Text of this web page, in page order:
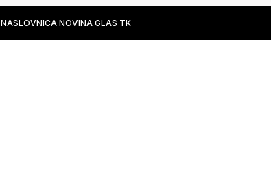
NASLOVNICA NOVINA GLAS TK